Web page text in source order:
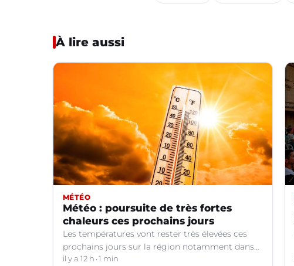
À lire aussi
MÉTÉO
Météo : poursuite de très fortes
chaleurs ces prochains jours
Les températures vont rester très élevées ces
prochains jours sur la région notamment dans
le Languedoc.
il y a 12 h 1 min